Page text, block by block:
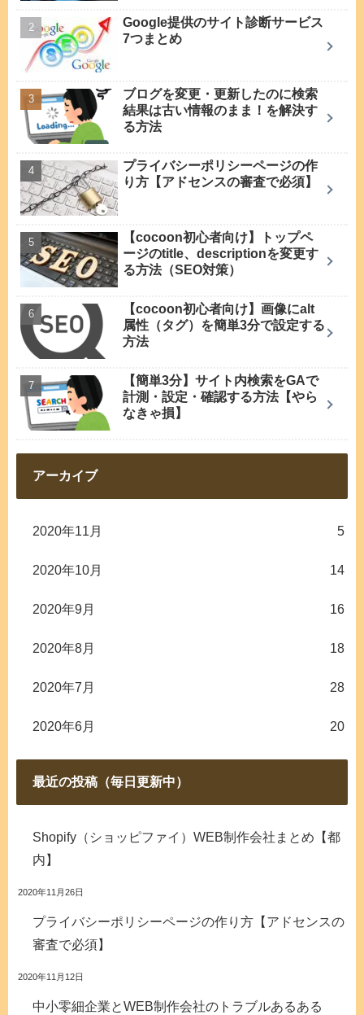
Google提供のサイト診断サービス
7つまとめ
ブログを変更・更新したのに検索
結果は古い情報のまま！を解決す
る方法
プライバシーポリシーページの作
り方【アドセンスの審査で必須】
【cocoon初心者向け】トップペ
ージのtitle、descriptionを変更す
る方法（SEO対策）
【cocoon初心者向け】画像にalt
属性（タグ）を簡単3分で設定する
方法
【簡単3分】サイト内検索をGAで
計測・設定・確認する方法【やら
なきゃ損】
アーカイブ
2020年11月 5
2020年10月 14
2020年9月 16
2020年8月 18
2020年7月 28
2020年6月 20
最近の投稿（毎日更新中）
Shopify（ショッピファイ）WEB制作会社まとめ【都
内】
2020年11月26日
プライバシーポリシーページの作り方【アドセンスの
審査で必須】
2020年11月12日
中小零細企業とWEB制作会社のトラブルあるある